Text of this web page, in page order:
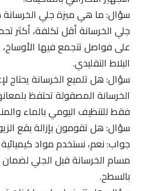
سؤال: ما هي ميزة جلي الخرسانة
جلي الخرسانة أقل تكلفة، أكثر تحملاً
على فواصل تتجمع فيها الأوساخ،
البلاط التقليدي.
سؤال: هل تلميع الخرسانة يحتاج
الخرسانة المصقولة تحتفظ
فقط للتنظيف اليومي بالماء
سؤال: هل تقومون بإزالة بقع
جواب: نعم، نستخدم مواد كيميائية
مسام الخرسانة قبل الجلي لضمان
بالسطح.